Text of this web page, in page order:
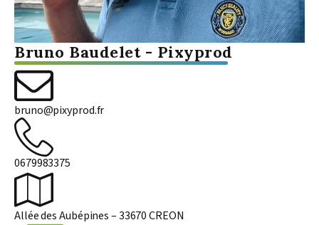
Bruno Baudelet- Pixyprod
bruno@pixyprod.fr
0679983375
Allée des Aubépines – 33670 CREON